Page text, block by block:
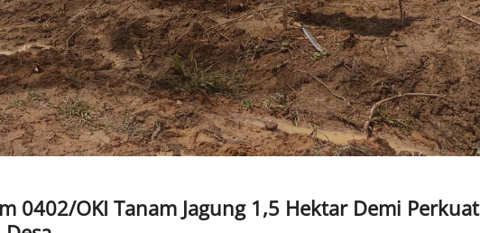
0402/OKI Tanam Jagung 1,5 Hektar Demi Perkuat